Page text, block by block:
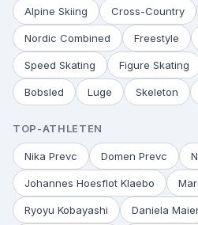
Alpine Skiing Cross-Country
Nordic Combined Freestyle
Speed Skating Figure Skating
Bobsled Luge Skeleton
TOP-ATHLETEN
Nika Prevc Domen Prevc
Johannes Hoesflot Klaebo
Ryoyu Kobayashi Daniela